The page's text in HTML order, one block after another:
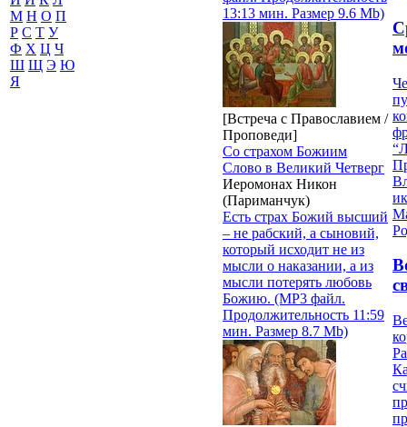
М Н О П
Р С Т У
Ф Х Ц Ч
Ш Щ Э Ю
Я
13:13 мин. Размер 9.6 Mb)
[Встреча с Православием /
Проповеди]
Со страхом Божиим
Слово в Великий Четверг
Иеромонах Никон
(Париманчук)
Есть страх Божий высший
– не рабский, а сыновий,
который исходит не из
мысли о наказании, а из
мысли потерять любовь
Божию. (MP3 файл.
Продолжительность 11:59
мин. Размер 8.7 Mb)